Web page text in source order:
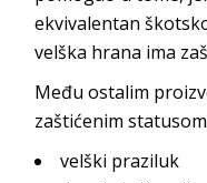
ekvivalentan
velška hrana ima
Među ostalim
zaštićenim
velški praziluk